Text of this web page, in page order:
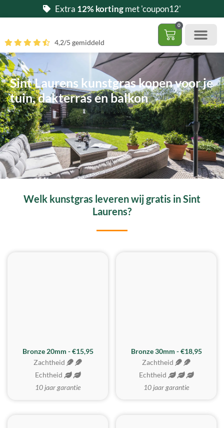
naar
inhoud
Extra 12% kortingmet 'coupon12'
0
4,2/5 gemiddeld
Sint Laurens kunstgras kopen voor je
tuin, dakterras en balkon
Welk kunstgras leveren wij gratis in Sint
Laurens?
Bronze 20mm - €15,95
Zachtheid
Echtheid
10 jaar garantie
BESTE KOOP
Bronze 30mm - €18,95
Zachtheid
Echtheid
10 jaar garantie